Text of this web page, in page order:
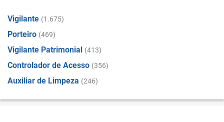
Vigilante (1.675)
Porteiro (469)
Vigilante Patrimonial (413)
Controlador de Acesso (356)
Auxiliar de Limpeza (246)